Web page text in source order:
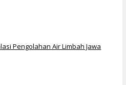
Pengolahan Air Limbah Jawa